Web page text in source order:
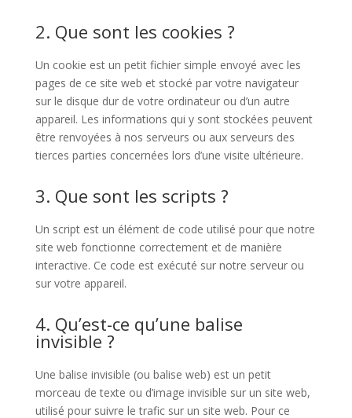
2. Que sont les cookies ?
Un cookie est un petit fichier simple envoyé avec les
pages de ce site web et stocké par votre navigateur
sur le disque dur de votre ordinateur ou d’un autre
appareil. Les informations qui y sont stockées peuvent
être renvoyées à nos serveurs ou aux serveurs des
tierces parties concernées lors d’une visite ultérieure.
3. Que sont les scripts ?
Un script est un élément de code utilisé pour que notre
site web fonctionne correctement et de manière
interactive. Ce code est exécuté sur notre serveur ou
sur votre appareil.
4. Qu’est-ce qu’une balise
invisible ?
Une balise invisible (ou balise web) est un petit
morceau de texte ou d’image invisible sur un site web,
utilisé pour suivre le trafic sur un site web. Pour ce